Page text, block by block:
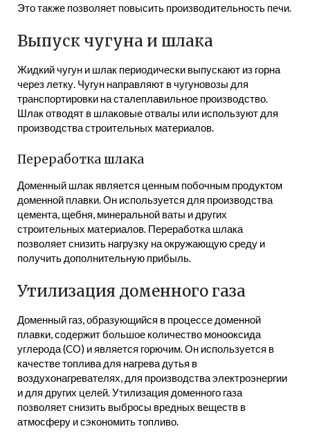
Это также позволяет повысить производительность печи.
Выпуск чугуна и шлака
Жидкий чугун и шлак периодически выпускают из горна
через летку. Чугун направляют в чугуновозы для
транспортировки на сталеплавильное производство.
Шлак отводят в шлаковые отвалы или используют для
производства строительных материалов.
Переработка шлака
Доменный шлак является ценным побочным продуктом
доменной плавки. Он используется для производства
цемента, щебня, минеральной ваты и других
строительных материалов. Переработка шлака
позволяет снизить нагрузку на окружающую среду и
получить дополнительную прибыль.
Утилизация доменного газа
Доменный газ, образующийся в процессе доменной
плавки, содержит большое количество монооксида
углерода (CO) и является горючим. Он используется в
качестве топлива для нагрева дутья в
воздухонагревателях, для производства электроэнергии
и для других целей. Утилизация доменного газа
позволяет снизить выбросы вредных веществ в
атмосферу и сэкономить топливо.